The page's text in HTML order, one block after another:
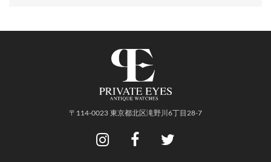
〒114-0023 東京都北区滝野川6丁目28-7